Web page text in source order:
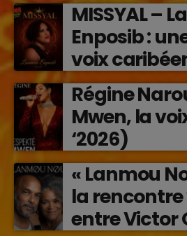
MISSYAL –
Enposib :
voix
transforme
en musique
Régine
Mwen, la
‘2026)
« Lanmou
la
entre Victor